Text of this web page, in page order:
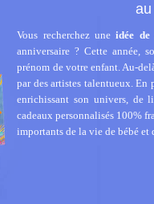
Vous recherchez uneidée de
anniversaire ? Cette année,
prénom de votre enfant. Au-
par des artistes talentueux. En
enrichissant son univers, de
cadeaux personnalisés 100%
importants de la vie de bébé et